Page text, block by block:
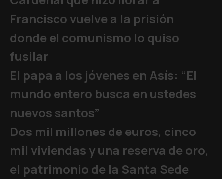
Francisco vuelve a la prisión
donde el comunismo lo quiso
fusilar
El papa a los jóvenes en Asís: “El
mundo entero busca en ustedes
nuevos santos”
Dos mil millones de euros, cinco
mil viviendas y una reserva de oro,
el patrimonio de la Santa Sede